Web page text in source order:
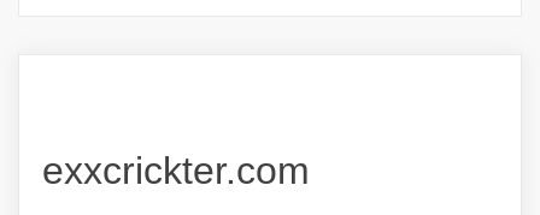
exxcrickter.com